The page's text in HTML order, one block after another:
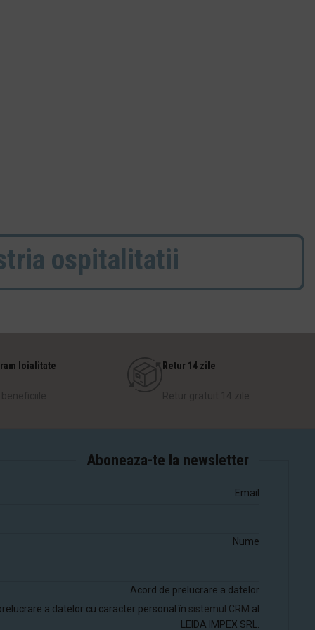
ospitalitatii
loialitate Retur 14 zile
Aboneaza-te la newsletter
Email
Nume
Acord de prelucrare a datelor
a datelor cu caracter personal în sistemul CRM al
LEIDA IMPEX SRL.